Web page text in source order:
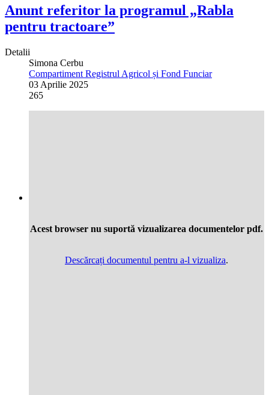
Anunt referitor la programul „Rabla
pentru tractoare”
Detalii
Simona Cerbu
Compartiment Registrul Agricol și Fond Funciar
03 Aprilie 2025
265
Acest browser nu suportă vizualizarea documentelor pdf.
Descărcați documentul pentru a-l vizualiza.